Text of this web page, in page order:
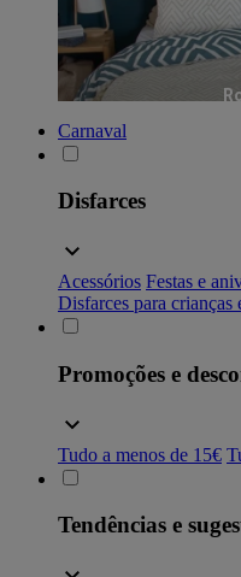
Carnaval
Disfarces
Acessórios Festas e
Disfarces para crianças
Promoções e
Tudo a menos de 15€
Tendências e